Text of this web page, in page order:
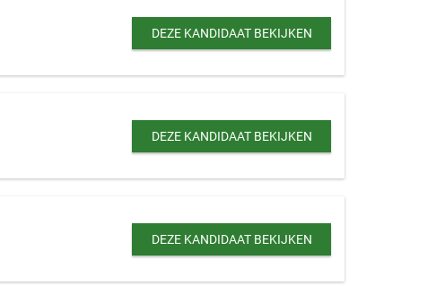
DEZE KANDIDAAT BEKIJKEN
DEZE KANDIDAAT BEKIJKEN
DEZE KANDIDAAT BEKIJKEN